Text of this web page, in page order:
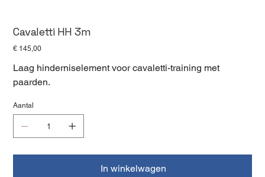
Cavaletti HH 3m
Prijs
€ 145,00
Laag hinderniselement voor cavaletti-training met
paarden.
Aantal
In winkelwagen